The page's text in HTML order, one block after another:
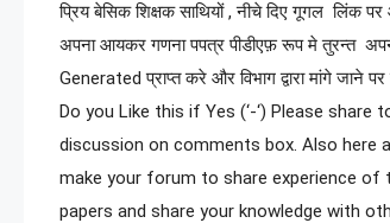
प्रिय बेसिक शिक्षक साथियों , नीचे दिए गूगल लिंक
अपना आयकर गणना पपत्र पीडीएफ़ रूप मे तुरन्त
Generated प्राप्त करे और विभाग द्वारा मांगे जाने
Do you Like this if Yes (‘-‘) Please share
discussion on comments box. Also here
make your forum to share experience of
papers and share your knowledge with